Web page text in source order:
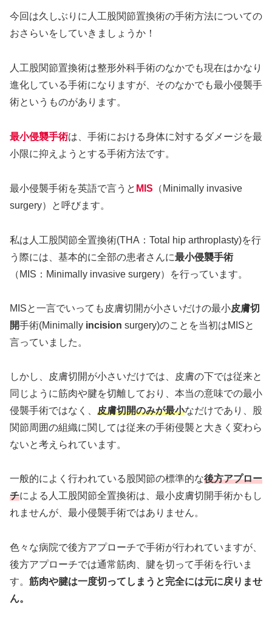
今回は久しぶりに人工股関節置換術の手術方法についての
おさらいをしていきましょうか！
人工股関節置換術は整形外科手術のなかでも現在はかなり
進化している手術になりますが、そのなかでも最小侵襲手
術というものがあります。
最小侵襲手術は、手術における身体に対するダメージを最
小限に抑えようとする手術方法です。
最小侵襲手術を英語で言うと MIS （Minimally invasive
surgery）と呼びます。
私は人工股関節全置換術(THA：Total hip arthroplasty)を行
う際には、基本的に全部の患者さんに最小侵襲手術
（MIS：Minimally invasive surgery）を行っています。
MISと一言でいっても皮膚切開が小さいだけの最小皮膚切
開手術(Minimally incision surgery)のことを当初はMISと
言っていました。
しかし、皮膚切開が小さいだけでは、皮膚の下では従来と
同じように筋肉や腱を切離しており、本当の意味での最小
侵襲手術ではなく、 皮膚切開のみが最小なだけであり、股
関節周囲の組織に関しては従来の手術侵襲と大きく変わら
ないと考えられています。
一般的によく行われている股関節の標準的な後方アプロー
チによる人工股関節全置換術は、最小皮膚切開手術かもし
れませんが、最小侵襲手術ではありません。
色々な病院で後方アプローチで手術が行われていますが、
後方アプローチでは通常筋肉、腱を切って手術を行いま
す。 筋肉や腱は一度切ってしまうと完全には元に戻りませ
ん。